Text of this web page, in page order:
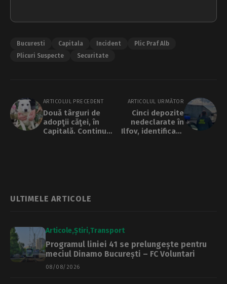
Bucuresti Capitala Incident
Plic Praf Alb
Plicuri Suspecte
Securitate
ARTICOLUL PRECEDENT
Două târguri de
adopţii căţei, în
Capitală. Continuă
ARTICOLUL URMĂTOR
Cinci depozite
nedeclarate în
Ilfov, identificate
ULTIMELE ARTICOLE
Articole Știri Transport
Programul liniei 41 se prelungește pentru
meciul Dinamo București – FC Voluntari
08/08/2026